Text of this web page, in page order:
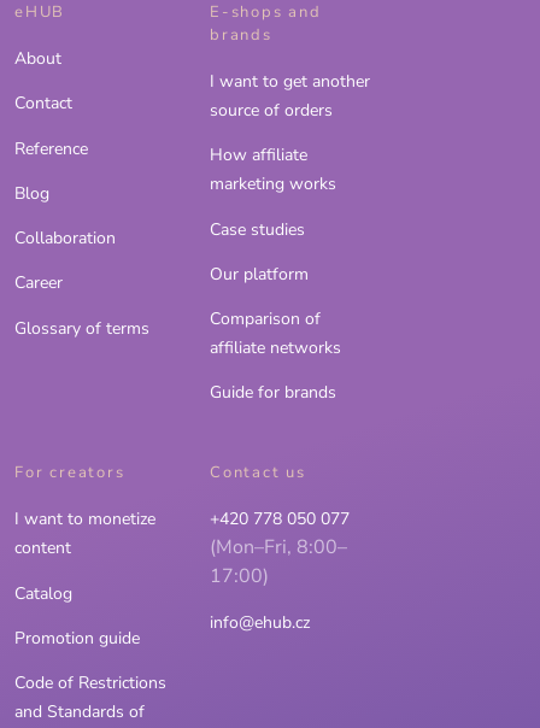
eHUB
About
Contact
Reference
Blog
Collaboration
Career
Glossary of terms
E-shops and
brands
I want to get another
source of orders
How affiliate
marketing works
Case studies
Our platform
Comparison of
affiliate networks
Guide for brands
For creators
I want to monetize
content
Catalog
Promotion guide
Code of Restrictions
and Standards of
Contact us
+420 778 050 077
(Mon–Fri, 8:00–
17:00)
info@ehub.cz